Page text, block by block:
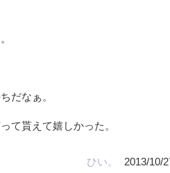
だなぁ。
て貰えて嬉しかった。
ひい。
2013/10/